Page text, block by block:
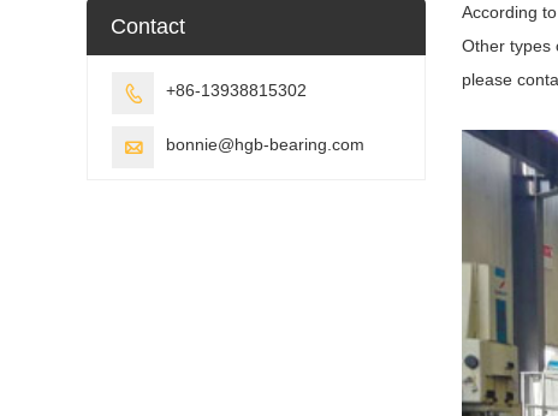
According
Other types
please
Contact
 +86-13938815302
 bonnie@hgb-bearing.com